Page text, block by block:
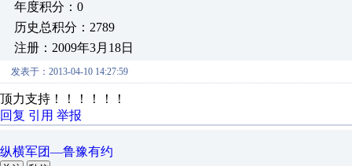
年度积分：0
历史总积分：2789
注册：2009年3月18日
发表于：2013-04-10 14:27:59
顶力支持！！！！！！
回复 引用 举报
纵横军团—鲁豫有约